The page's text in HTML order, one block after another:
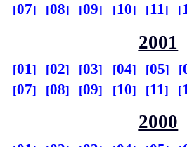
07
08 09 10 11
2001
01 02 03 04 05
07
08 09 10 11
2000